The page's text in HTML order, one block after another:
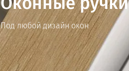
Под любой дизайн окон